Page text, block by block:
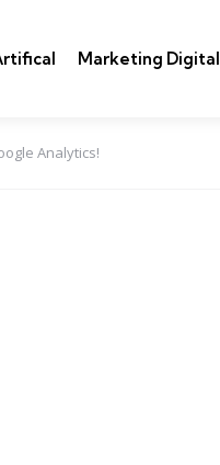
Marketing Digital
Analytics!